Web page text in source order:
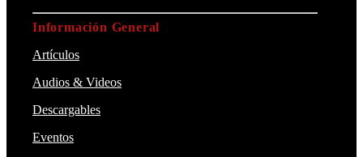
Información General
Artículos
Audios & Videos
Descargables
Eventos